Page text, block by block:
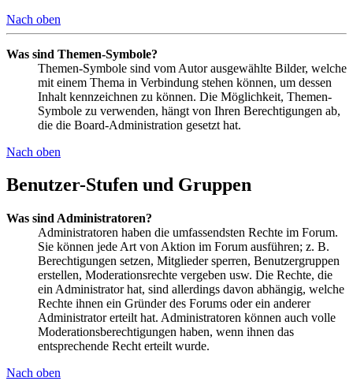
Nach oben
Was sind Themen-Symbole?
Themen-Symbole sind vom Autor ausgewählte Bilder, welche
mit einem Thema in Verbindung stehen können, um dessen
Inhalt kennzeichnen zu können. Die Möglichkeit, Themen-
Symbole zu verwenden, hängt von Ihren Berechtigungen ab,
die die Board-Administration gesetzt hat.
Nach oben
Benutzer-Stufen und Gruppen
Was sind Administratoren?
Administratoren haben die umfassendsten Rechte im Forum.
Sie können jede Art von Aktion im Forum ausführen; z. B.
Berechtigungen setzen, Mitglieder sperren, Benutzergruppen
erstellen, Moderationsrechte vergeben usw. Die Rechte, die
ein Administrator hat, sind allerdings davon abhängig, welche
Rechte ihnen ein Gründer des Forums oder ein anderer
Administrator erteilt hat. Administratoren können auch volle
Moderationsberechtigungen haben, wenn ihnen das
entsprechende Recht erteilt wurde.
Nach oben